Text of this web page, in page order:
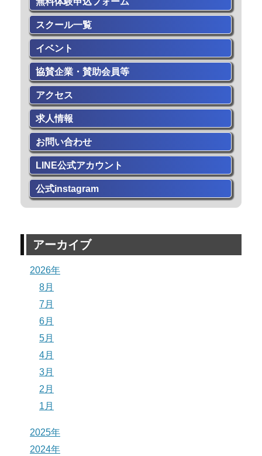
スクール一覧
イベント
協賛企業・賛助会員等
アクセス
求人情報
お問い合わせ
LINE公式アカウント
公式instagram
アーカイブ
2026年
8月
7月
6月
5月
4月
3月
2月
1月
2025年
2024年